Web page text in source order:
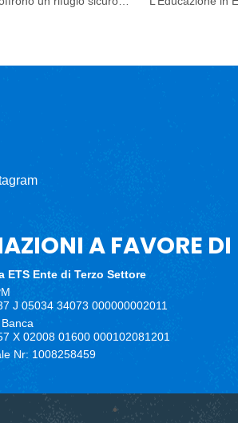
A FAVORE DI
ETS Ente di Terzo Settore
J 05034 34073 000000002011
X 02008 01600 000102081201
Nr: 1008258459